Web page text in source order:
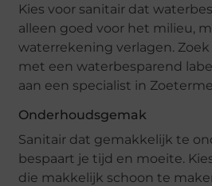
Kies voor sanitair dat
alleen goed voor het milieu,
waterrekening verlagen.
met een waterbesparend
aan een specialist in
Onderhoudsgemak
Sanitair dat gemakkelijk te
bespaart je tijd en moeite.
die makkelijk schoon te